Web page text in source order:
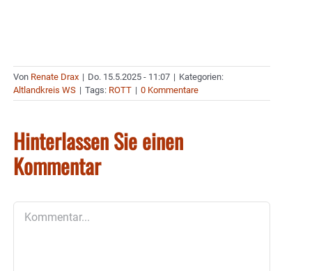
Von Renate Drax | Do. 15.5.2025 - 11:07 | Kategorien:
Altlandkreis WS | Tags: ROTT | 0 Kommentare
Hinterlassen Sie einen
Kommentar